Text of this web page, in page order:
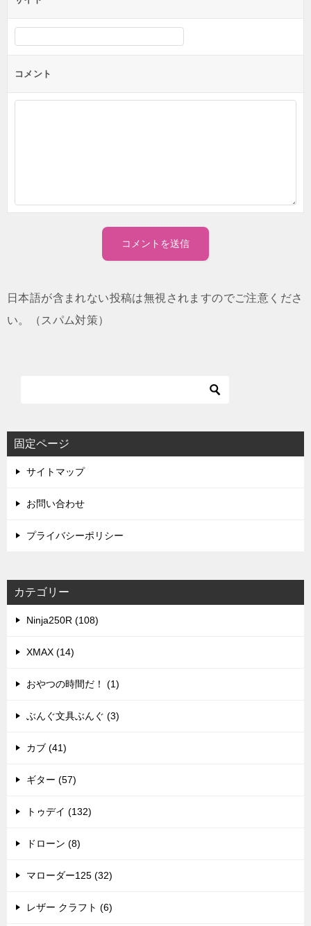
コメント
日本語が含まれない投稿は無視されますのでご注意くださ
い。（スパム対策）
固定ページ
サイトマップ
お問い合わせ
プライバシーポリシー
カテゴリー
Ninja250R (108)
XMAX (14)
おやつの時間だ！ (1)
ぶんぐ文具ぶんぐ (3)
カブ (41)
ギター (57)
トゥデイ (132)
ドローン (8)
マローダー125 (32)
レザー クラフト (6)